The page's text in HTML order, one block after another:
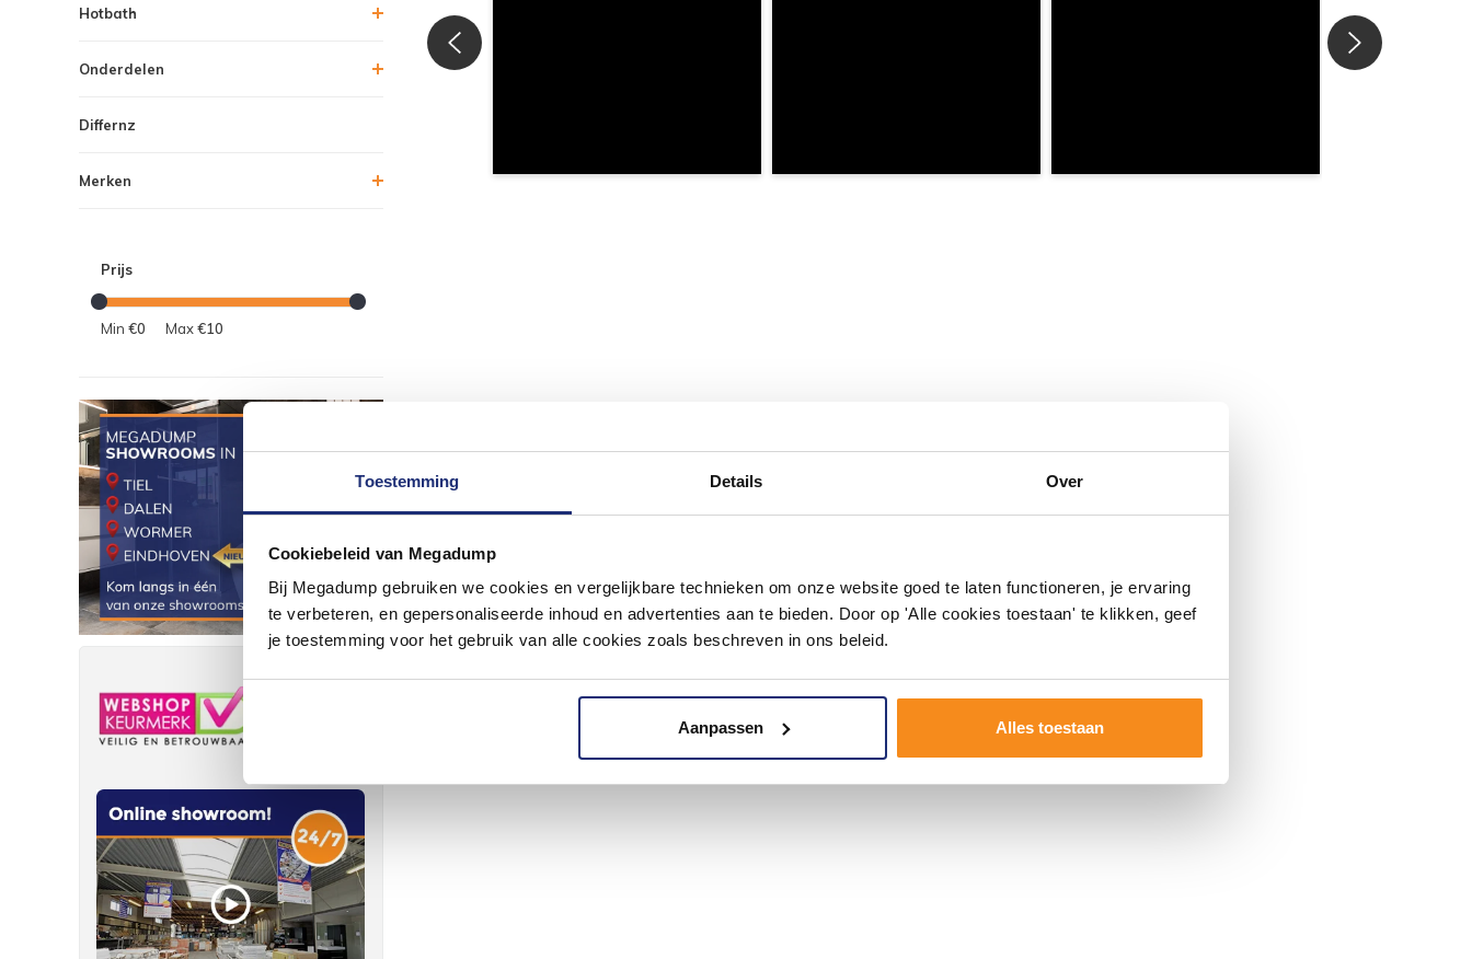
Toestemming Details Over
Cookiebeleid van Megadump
Bij Megadump gebruiken we cookies en vergelijkbare technieken om onze website goed te laten functioneren, je ervaring
te verbeteren, en gepersonaliseerde inhoud en advertenties aan te bieden. Door op 'Alle cookies toestaan' te klikken, geef
je toestemming voor het gebruik van alle cookies zoals beschreven in ons beleid.
Aanpassen Alles toestaan
Hotbath
Onderdelen
Differnz
Merken
Prijs
Min €0 Max€10